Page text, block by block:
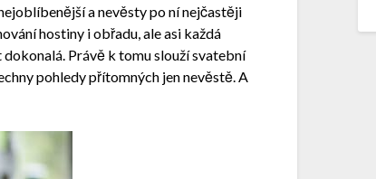
a nevěsty po ní nejčastěji
hostiny i obřadu, ale asi každá
Právě k tomu slouží svatební
pohledy přítomných jen nevěstě. A